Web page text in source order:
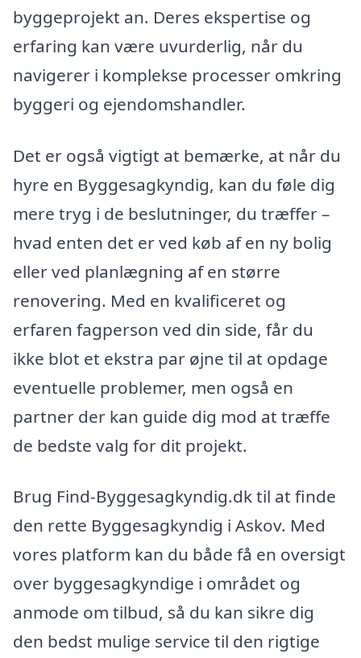
byggeprojekt an. Deres ekspertise og
erfaring kan være uvurderlig, når du
navigerer i komplekse processer omkring
byggeri og ejendomshandler.
Det er også vigtigt at bemærke, at når du
hyre en Byggesagkyndig, kan du føle dig
mere tryg i de beslutninger, du træffer –
hvad enten det er ved køb af en ny bolig
eller ved planlægning af en større
renovering. Med en kvalificeret og
erfaren fagperson ved din side, får du
ikke blot et ekstra par øjne til at opdage
eventuelle problemer, men også en
partner der kan guide dig mod at træffe
de bedste valg for dit projekt.
Brug Find-Byggesagkyndig.dk til at finde
den rette Byggesagkyndig i Askov. Med
vores platform kan du både få en oversigt
over byggesagkyndige i området og
anmode om tilbud, så du kan sikre dig
den bedst mulige service til den rigtige